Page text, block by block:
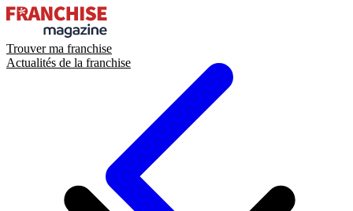
Trouver ma franchise
Actualités de la franchise